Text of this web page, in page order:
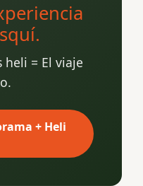
heli = El viaje
+ Heli